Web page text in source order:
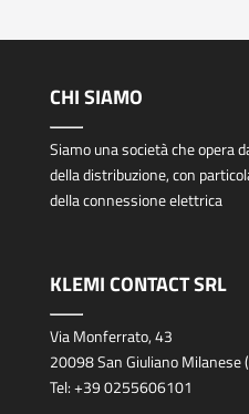
CHI SIAMO
Siamo una società che opera
della distribuzione, con
della connessione elettrica
KLEMI CONTACT SRL
Via Monferrato, 43
20098 San Giuliano Milanese
Tel:+39 0255606101